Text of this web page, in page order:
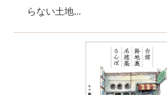
らない土地...